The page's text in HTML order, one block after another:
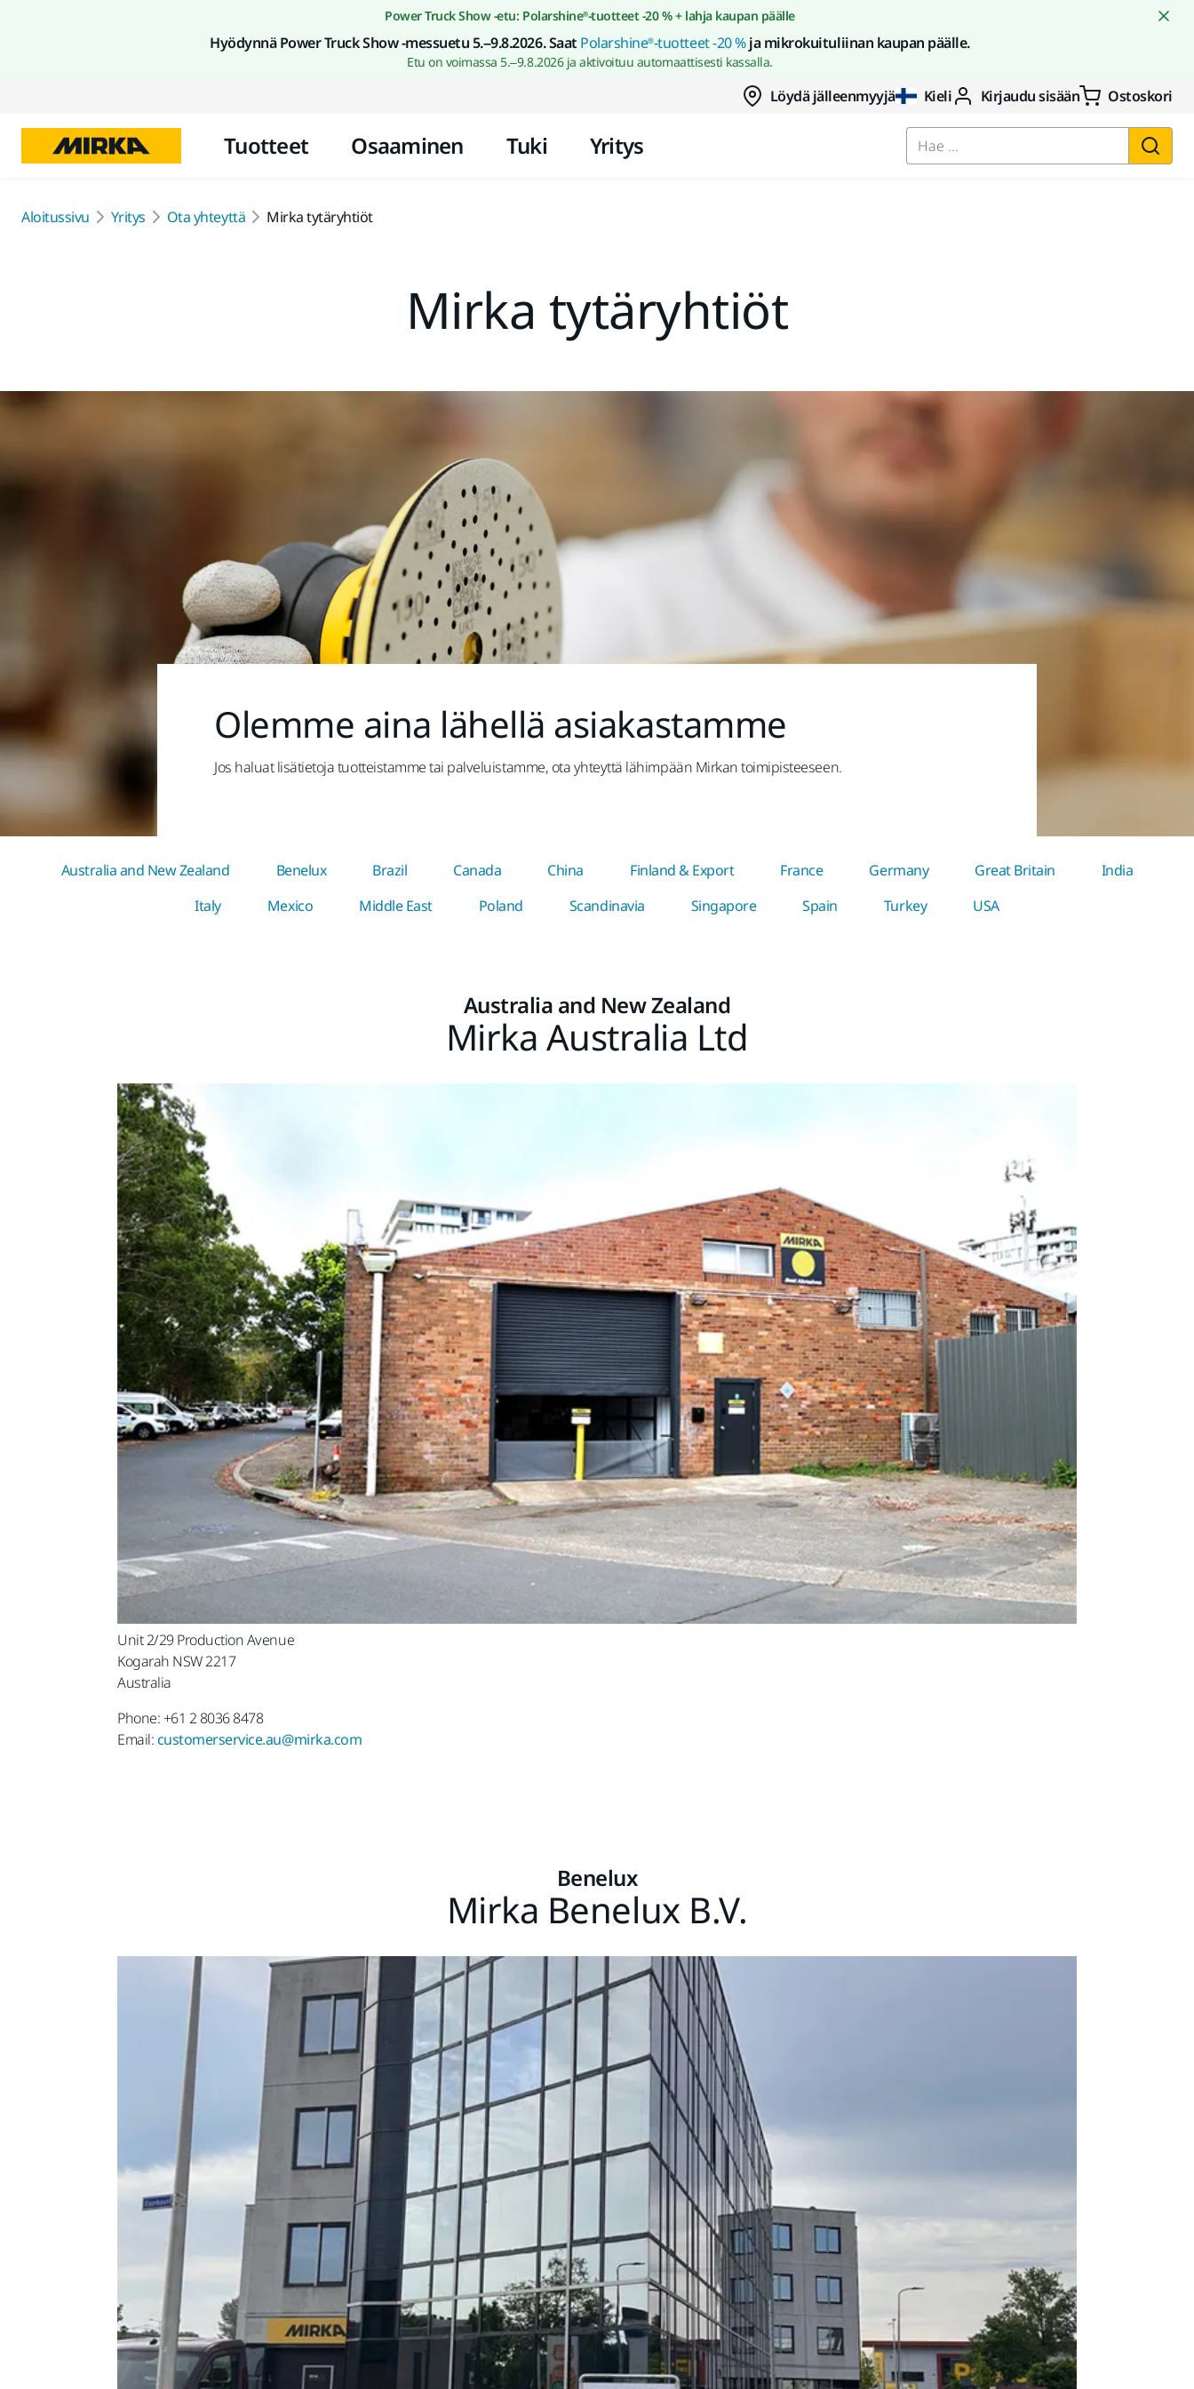
Siirry sisältöön
Power Truck Show -etu: Polarshine®-tuotteet -20 % + lahja kaupan päälle
Hyödynnä Power Truck Show -messuetu 5.–9.8.2026. Saat Polarshine®-tuotteet -20 %ja mikrokuituliinan kaupan päälle.
Etu on voimassa 5.–9.8.2026 ja aktivoituu automaattisesti kassalla.
Löydä jälleenmyyjä Kieli Kirjaudu sisään Ostoskori
Tuotteet Osaaminen Tuki Yritys Hae ...
Aloitussivu Yritys Ota yhteyttä Mirka tytäryhtiöt
Mirka tytäryhtiöt
Olemme aina lähellä asiakastamme
Jos haluat lisätietoja tuotteistamme tai palveluistamme, ota yhteyttä lähimpään Mirkan toimipisteeseen.
Australia and New Zealand Benelux Brazil Canada China Finland & Export France Germany Great Britain
India
Italy
Mexico Middle East Poland Scandinavia Singapore Spain Turkey USA
Australia and New Zealand
Mirka Australia Ltd
Unit 2/29 Production Avenue
Kogarah NSW 2217 ‪
Australia
Phone: +61 2 8036 8478
Email:customerservice.au@mirka.com
Benelux
Mirka Benelux B.V.